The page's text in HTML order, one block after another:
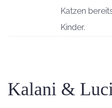
Katzen
Kinder.
Kalani &